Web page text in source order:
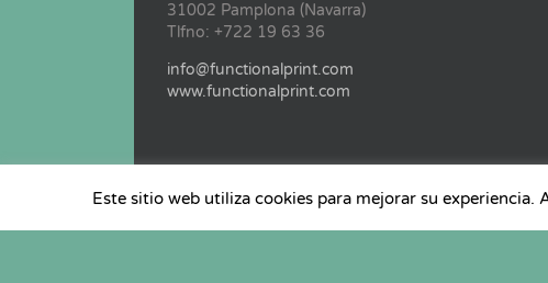
31002 Pamplona (Navarra)
Tlfno: +722 19 63 36
info@functionalprint.com
www.functionalprint.com
Este sitio web utiliza cookies para mejorar su